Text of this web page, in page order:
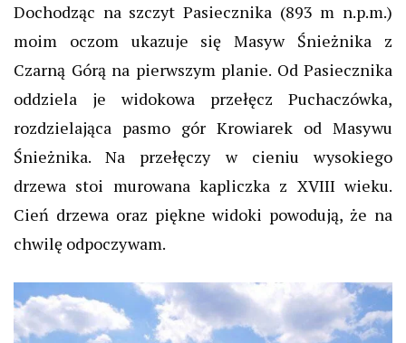
Dochodząc na szczyt Pasiecznika (893 m n.p.m.)
moim oczom ukazuje się Masyw Śnieżnika z
Czarną Górą na pierwszym planie. Od Pasiecznika
oddziela je widokowa przełęcz Puchaczówka,
rozdzielająca pasmo gór Krowiarek od Masywu
Śnieżnika. Na przełęczy w cieniu wysokiego
drzewa stoi murowana kapliczka z XVIII wieku.
Cień drzewa oraz piękne widoki powodują, że na
chwilę odpoczywam.